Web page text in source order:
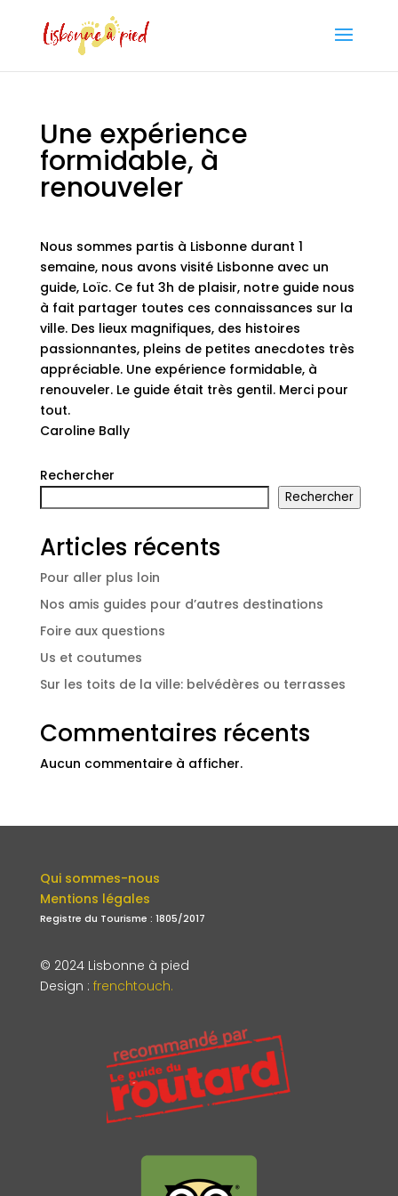
Une expérience
formidable, à
renouveler
Nous sommes partis à Lisbonne durant 1
semaine, nous avons visité Lisbonne avec un
guide, Loïc. Ce fut 3h de plaisir, notre guide nous
à fait partager toutes ces connaissances sur la
ville. Des lieux magnifiques, des histoires
passionnantes, pleins de petites anecdotes très
appréciable. Une expérience formidable, à
renouveler. Le guide était très gentil. Merci pour
tout.
Caroline Bally
Rechercher
Rechercher
Articles récents
Pour aller plus loin
Nos amis guides pour d’autres destinations
Foire aux questions
Us et coutumes
Sur les toits de la ville: belvédères ou terrasses
Commentaires récents
Aucun commentaire à afficher.
Qui sommes-nous
Mentions légales
Registre du Tourisme : 1805/2017
© 2024 Lisbonne à pied
Design : frenchtouch.